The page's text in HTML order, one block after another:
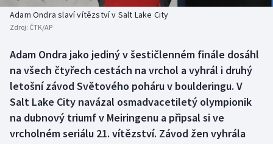
Boby a skeleton
Box
Curling
Florbal
AZ kvíz
Adam Ondra slaví vítězství v Salt Lake City
Zdroj: ČTK/AP
Adam Ondra jako jediný v šestičlenném finále dosáhl
na všech čtyřech cestách na vrchol a vyhrál i druhý
letošní závod Světového poháru v boulderingu. V
Salt Lake City navázal osmadvacetiletý olympionik
na dubnový triumf v Meiringenu a připsal si ve
vrcholném seriálu 21. vítězství. Závod žen vyhrála